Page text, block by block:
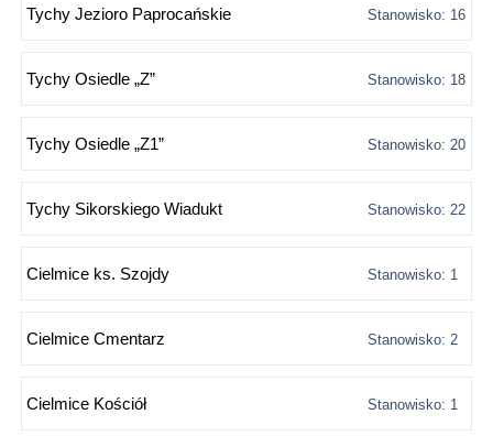
Tychy Jezioro Paprocańskie Stanowisko: 16
Tychy Osiedle „Z” Stanowisko: 18
Tychy Osiedle „Z1” Stanowisko: 20
Tychy Sikorskiego Wiadukt Stanowisko: 22
Cielmice ks. Szojdy Stanowisko: 1
Cielmice Cmentarz Stanowisko: 2
Cielmice Kościół Stanowisko: 1